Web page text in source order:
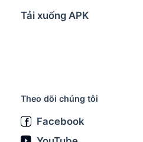
Tải xuống APK
Theo dõi chúng tôi
Facebook